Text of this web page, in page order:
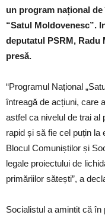
un program național
“Satul Moldovenesc”.
deputatul PSRM,
presă.
“Programul Național
întreagă de acțiuni, care
astfel ca nivelul de trai al
rapid și să fie cel puțin la
Blocul Comuniștilor și
legale proiectului de
primăriilor sătești”, a
Socialistul a amintit că